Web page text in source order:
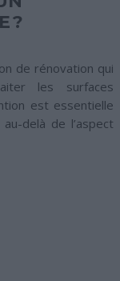
?
de rénovation qui
les surfaces
est essentielle
delà de l’aspect